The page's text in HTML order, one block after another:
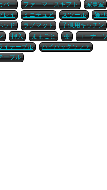
バー
ファーマーズギフト 家事室
レイ
ミニチュア スツール
飾
ッド
ラグマット
子供用キッチン
押入 ままごと 棚
コーナー
イテーブル
ハイバックソファ
ーブル